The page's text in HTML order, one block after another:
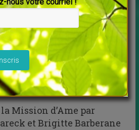
Mission d’Ame par
et Brigitte Barberane
vide.